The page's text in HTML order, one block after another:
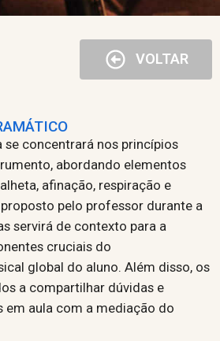
VOLTAR
se concentrará nos princípios
abordando elementos
afinação, respiração e
pelo professor durante a
servirá de contexto para a
cruciais do
global do aluno. Além disso, os
a compartilhar dúvidas e
em aula com a mediação do